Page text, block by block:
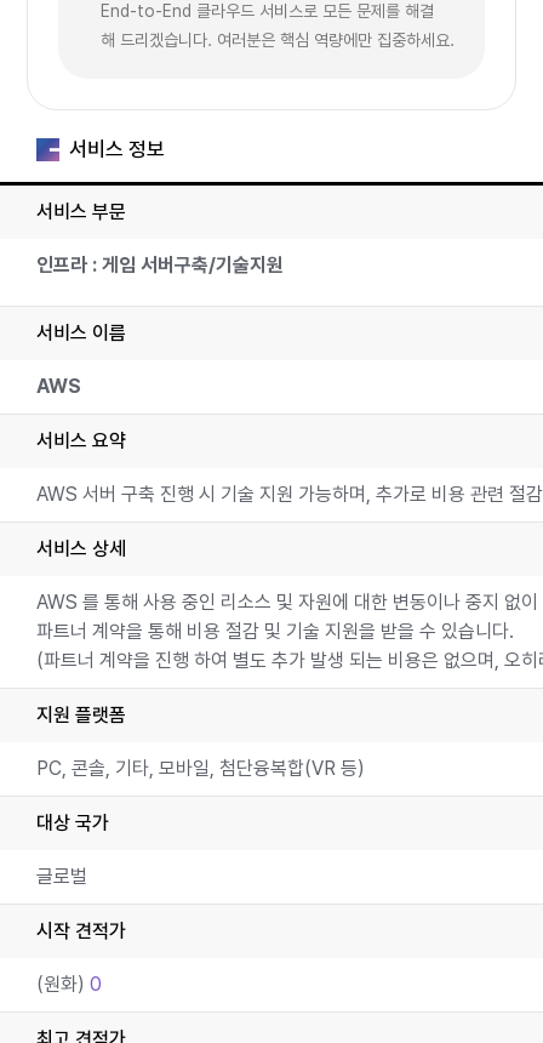
End-to-End 클라우드 서비스로 모든 문제를 해결
해 드리겠습니다. 여러분은 핵심 역량에만 집중하세요.
서비스 정보
서비스 부문
인프라 : 게임 서버구축/기술지원
서비스 이름
AWS
서비스 요약
AWS 서버 구축 진행 시 기술 지원 가능하며, 추가로 비용 관련 절
서비스 상세
AWS 를 통해 사용 중인 리소스 및 자원에 대한 변동이나 중지 없
파트너 계약을 통해 비용 절감 및 기술 지원을 받을 수 있습니다.
(파트너 계약을 진행 하여 별도 추가 발생 되는 비용은 없으며, 오
지원 플랫폼
PC, 콘솔, 기타, 모바일, 첨단융복합(VR 등)
대상 국가
글로벌
시작 견적가
(원화) 0